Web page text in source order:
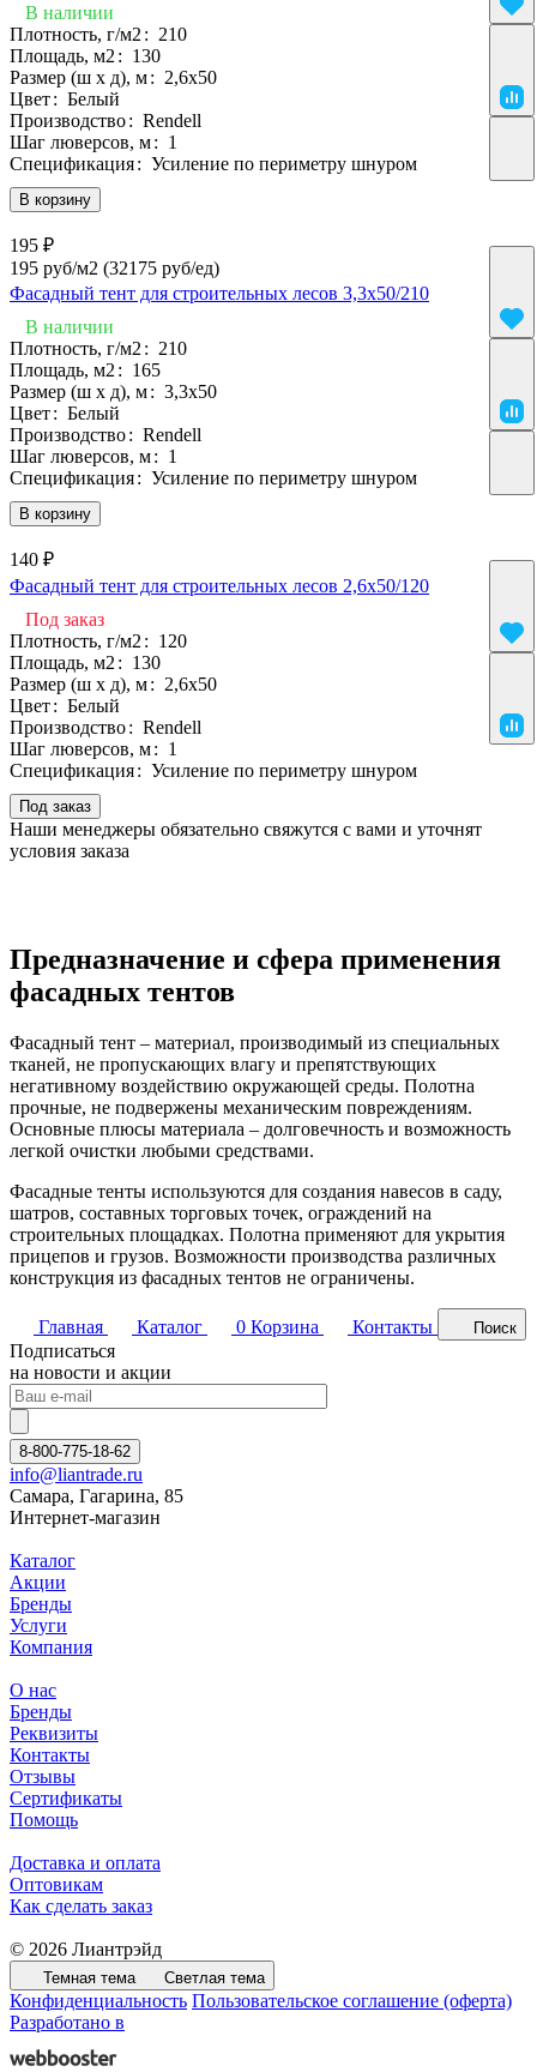
В наличии
В корзину
Плотность, г/м2: 210
Площадь, м2: 130
Размер (ш х д), м: 2,6х50
Цвет: Белый
Производство: Rendell
Шаг люверсов, м: 1
Спецификация: Усиление по периметру шнуром
195 ₽
195 руб/м2 (32175 руб/eд)
Фасадный тент для строительных лесов 3,3х50/210
В наличии
В корзину
Плотность, г/м2: 210
Площадь, м2: 165
Размер (ш х д), м: 3,3х50
Цвет: Белый
Производство: Rendell
Шаг люверсов, м: 1
Спецификация: Усиление по периметру шнуром
140 ₽
Фасадный тент для строительных лесов 2,6х50/120
Под заказ
Под заказ
Плотность, г/м2: 120
Площадь, м2: 130
Размер (ш х д), м: 2,6х50
Цвет: Белый
Производство: Rendell
Шаг люверсов, м: 1
Спецификация: Усиление по периметру шнуром
Наши менеджеры обязательно свяжутся с вами и уточнят
условия заказа
Предназначение и сфера применения
фасадных тентов
Фасадный тент – материал, производимый из специальных
тканей, не пропускающих влагу и препятствующих
негативному воздействию окружающей среды. Полотна
прочные, не подвержены механическим повреждениям.
Основные плюсы материала – долговечность и возможность
легкой очистки любыми средствами.
Фасадные тенты используются для создания навесов в саду,
шатров, составных торговых точек, ограждений на
строительных площадках. Полотна применяют для укрытия
прицепов и грузов. Возможности производства различных
конструкция из фасадных тентов не ограничены.
Главная Каталог 0 Корзина Контакты Поиск
Подписаться
на новости и акции
8-800-775-18-62
info@liantrade.ru
Самара, Гагарина, 85
Интернет-магазин
Каталог
Акции
Бренды
Услуги
Компания
О нас
Бренды
Реквизиты
Контакты
Отзывы
Сертификаты
Помощь
Доставка и оплата
Оптовикам
Как сделать заказ
© 2026 Лиантрэйд
Темная тема Светлая тема
Конфиденциальность Пользовательское соглашение (оферта)
Разработано в